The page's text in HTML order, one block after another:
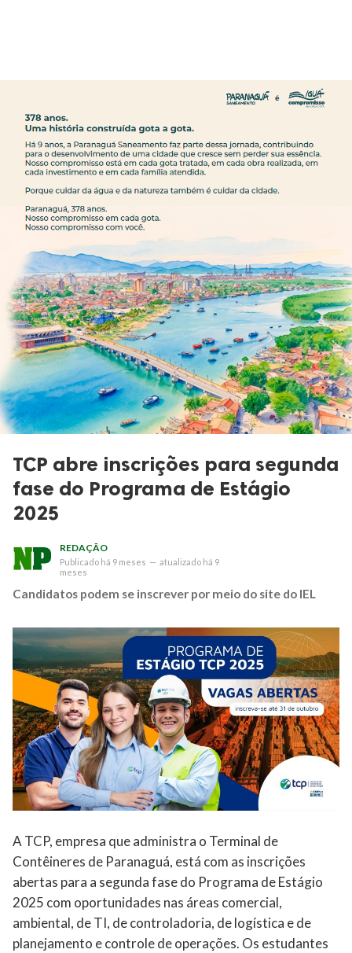
TCP abre inscrições para segunda
fase do Programa de Estágio
2025
REDAÇÃO
Publicado há 9 meses — atualizado há 9
meses
Candidatos podem se inscrever por meio do site do IEL
A TCP, empresa que administra o Terminal de
Contêineres de Paranaguá, está com as inscrições
abertas para a segunda fase do Programa de Estágio
2025 com oportunidades nas áreas comercial,
ambiental, de TI, de controladoria, de logística e de
planejamento e controle de operações. Os estudantes